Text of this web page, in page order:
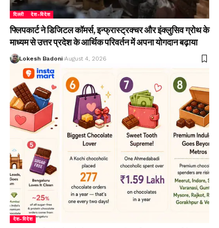
दिल्ली देश-विदेश
फ्लिपकार्ट ने डिजिटल कॉमर्स, इन्फ्रास्ट्रक्चर और इंक्लुसिव ग्रोथ के
माध्यम से उत्तर प्रदेश के आर्थिक परिवर्तन में अपना योगदान बढ़ाया
Lokesh Badoni August 4, 2026
देश-विदेश